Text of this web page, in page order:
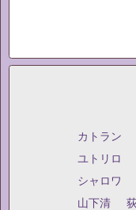
カトラン
ユトリロ
シャロワ
山下清